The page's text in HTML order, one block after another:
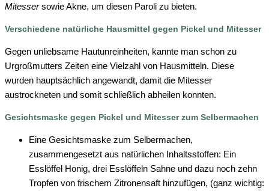
Mitessersowie Akne, um diesen Paroli zu bieten.
Verschiedene natürliche Hausmittel gegen Pickel und Mitesser
Gegen unliebsame Hautunreinheiten, kannte man schon zu
Urgroßmutters Zeiten eine Vielzahl von Hausmitteln. Diese
wurden hauptsächlich angewandt, damit die Mitesser
austrockneten und somit schließlich abheilen konnten.
Gesichtsmaske gegen Pickel und Mitesser zum Selbermachen
Eine Gesichtsmaske zum Selbermachen,
zusammengesetzt aus natürlichen Inhaltsstoffen: Ein
Esslöffel Honig, drei Esslöffeln Sahne und dazu noch zehn
Tropfen von frischem Zitronensaft hinzufügen, (ganz wichtig: